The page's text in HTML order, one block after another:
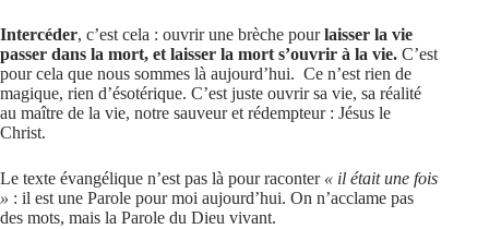
Intercéder, c’est cela : ouvrir une brèche pourlaisser la vie
passer dans la mort, et laisser la mort s’ouvrir à la vie. C’est
pour cela que nous sommes là aujourd’hui. Ce n’est rien de
magique, rien d’ésotérique. C’est juste ouvrir sa vie, sa réalité
au maître de la vie, notre sauveur et rédempteur : Jésus le
Christ.
Le texte évangélique n’est pas là pour raconter « il était une fois
» : il est une Parole pour moi aujourd’hui. On n’acclame pas
des mots, mais la Parole du Dieu vivant.